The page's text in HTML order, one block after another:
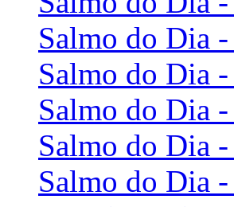
Salmo do Dia
Salmo do Dia
Salmo do Dia
Salmo do Dia
Salmo do Dia